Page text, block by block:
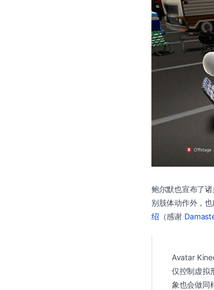
鲍尔默也宣布了
别肢体动作外，
绍 （感谢
Avatar
仅控制虚拟
象也会做同